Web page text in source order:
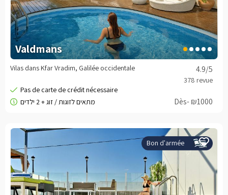
Valdmans
4.9/5
Vilas dans Kfar Vradim, Galilée occidentale
Dès- ₪1000
Bon d'armée